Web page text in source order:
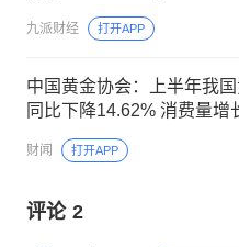
九派财经 打开APP
中国黄金协会：上半年我
同比下降14.62% 消费量增
财闻 打开APP
评论 2